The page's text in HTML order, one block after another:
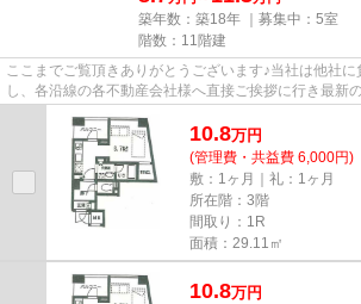
築年数：築18年 ｜募集中： 5室
階数：11階建
ここまでご覧頂きありがとうございます♪当社は他社
し、各沿線の各不動産会社様へ直接ご挨拶に行き最新
10.8万円
(管理費・共益費 6,000円)
敷：1ヶ月｜礼：1ヶ月
所在階：3階
間取り：1R
面積：29.11㎡
10.8万円